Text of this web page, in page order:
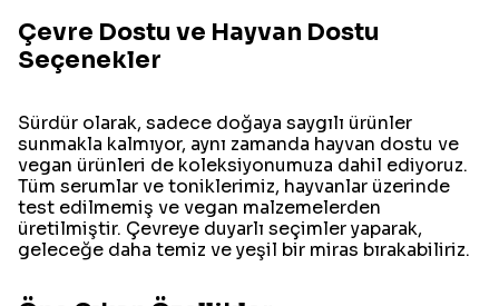
Çevre Dostu ve Hayvan Dostu
Seçenekler
Sürdür olarak, sadece doğaya saygılı ürünler
sunmakla kalmıyor, aynı zamanda hayvan dostu ve
vegan ürünleri de koleksiyonumuza dahil ediyoruz.
Tüm serumlar ve toniklerimiz, hayvanlar üzerinde
test edilmemiş ve vegan malzemelerden
üretilmiştir. Çevreye duyarlı seçimler yaparak,
geleceğe daha temiz ve yeşil bir miras bırakabiliriz.